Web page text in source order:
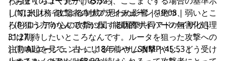
してほしい。攻撃者のサプライチェーンを絶つ、弱いとこ
ろを狙う方向なんですかね。能動的サイバーの無害化処理
には期待したいところなんです。ルータを狙った攻撃への
注意喚起を見て。古っ！18年前やしSNMPやし。どう受け
| (N) 米財務省による制裁の思わぬ影響 | 19:08 |
| (P) ロシアからの攻撃に関する国際共同アドバイザリ |
31:27 |
| (T) AI エージェントによるランサム攻撃 | 45:53 |